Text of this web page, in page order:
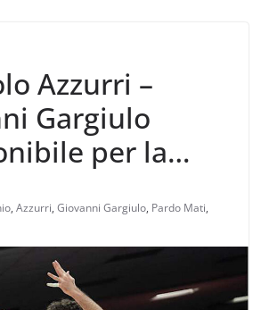
Azzurri –
Gargiulo
per la
tappa di VNL,
raggiunge la
Under 22
, Azzurri, Giovanni Gargiulo, Pardo Mati,